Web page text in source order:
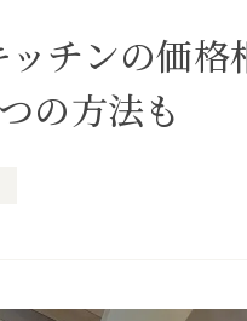
ッチンの価
の方法も